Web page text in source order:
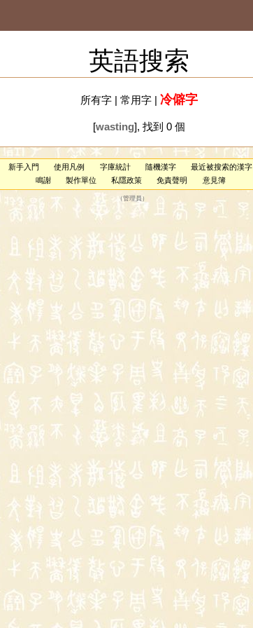
英語搜索
所有字| 常用字| 冷僻字
[wasting], 找到 0 個
新手入門 使用凡例 字庫統計 隨機漢字
最近被搜索的漢字
鳴謝
製作單位 私隱政策 免責聲明 意見簿
（管理員 ）